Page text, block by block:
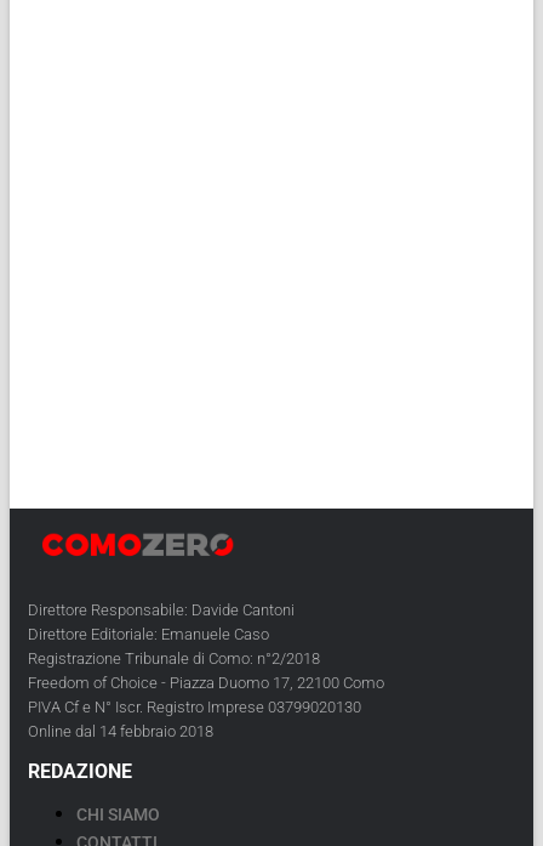
Direttore Responsabile: Davide Cantoni
Direttore Editoriale: Emanuele Caso
Registrazione Tribunale di Como: n°2/2018
Freedom of Choice - Piazza Duomo 17, 22100 Como
PIVA Cf e N° Iscr. Registro Imprese 03799020130
Online dal 14 febbraio 2018
REDAZIONE
CHI SIAMO